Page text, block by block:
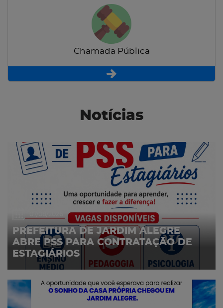
Chamada Pública
Notícias
PREFEITURA DE JARDIM ALEGRE
ABRE PSS PARA CONTRATAÇÃO DE
ESTAGIÁRIOS